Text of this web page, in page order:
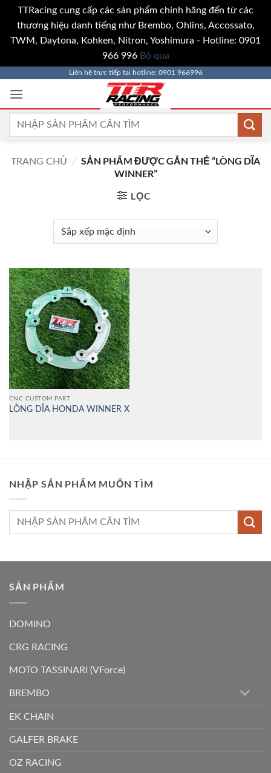
TTRacing cung cấp các sản phẩm chính hãng đến từ các
thương hiệu danh tiếng như Brembo, Ohlins, Accossato,
TWM, Daytona, Kohken, Nitron, Yoshimura - Hotline: 0901
966 996 Bỏ qua
qua
Liên hệ trực tiếp tại hotline: 0901 966996
Tìm
TRANG CHỦ / SẢN PHẨM ĐƯỢC GẮN THẺ “LÒNG DĨA
WINNER”
LỌC
CNC CUSTOM PART
LÒNG DĨA HONDA WINNER X
NHẬP SẢN PHẨM MUỐN TÌM
Tìm
SẢN PHẨM
DOMINO
CRG RACING
MOTO TASSINARI (VForce)
BREMBO
EK CHAIN
GALFER BRAKE
OZ RACING